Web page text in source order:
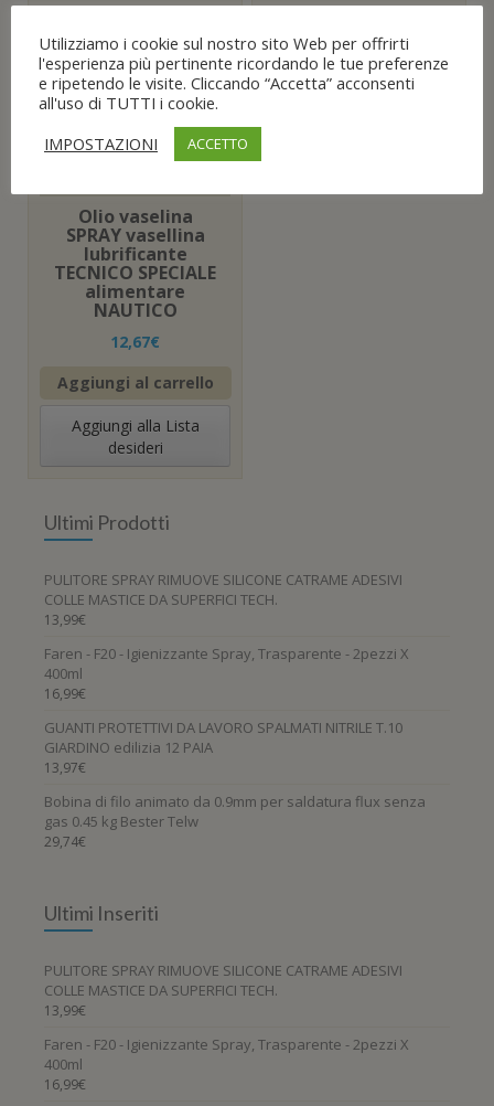
Aggiungi al carrello
Aggiungi alla Lista
Aggiungi al carrello
Olio vaselina
SPRAY vasellina
lubrificante
TECNICO SPECIALE
alimentare
NAUTICO
12,67€
Aggiungi al carrello
Aggiungi alla Lista
desideri
Ultimi Prodotti
PULITORE SPRAY RIMUOVE SILICONE CATRAME ADESIVI
COLLE MASTICE DA SUPERFICI TECH.
13,99€
Faren - F20 - Igienizzante Spray, Trasparente - 2pezzi X
400ml
16,99€
GUANTI PROTETTIVI DA LAVORO SPALMATI NITRILE T.10
GIARDINO edilizia 12 PAIA
13,97€
Bobina di filo animato da 0.9mm per saldatura flux senza
gas 0.45 kg Bester Telw
29,74€
Ultimi Inseriti
PULITORE SPRAY RIMUOVE SILICONE CATRAME ADESIVI
COLLE MASTICE DA SUPERFICI TECH.
13,99€
Faren - F20 - Igienizzante Spray, Trasparente - 2pezzi X
400ml
16,99€
Utilizziamo i cookie sul nostro sito Web per offrirti
l'esperienza più pertinente ricordando le tue preferenze
e ripetendo le visite. Cliccando “Accetta” acconsenti
all'uso di TUTTI i cookie.
IMPOSTAZIONI
ACCETTO